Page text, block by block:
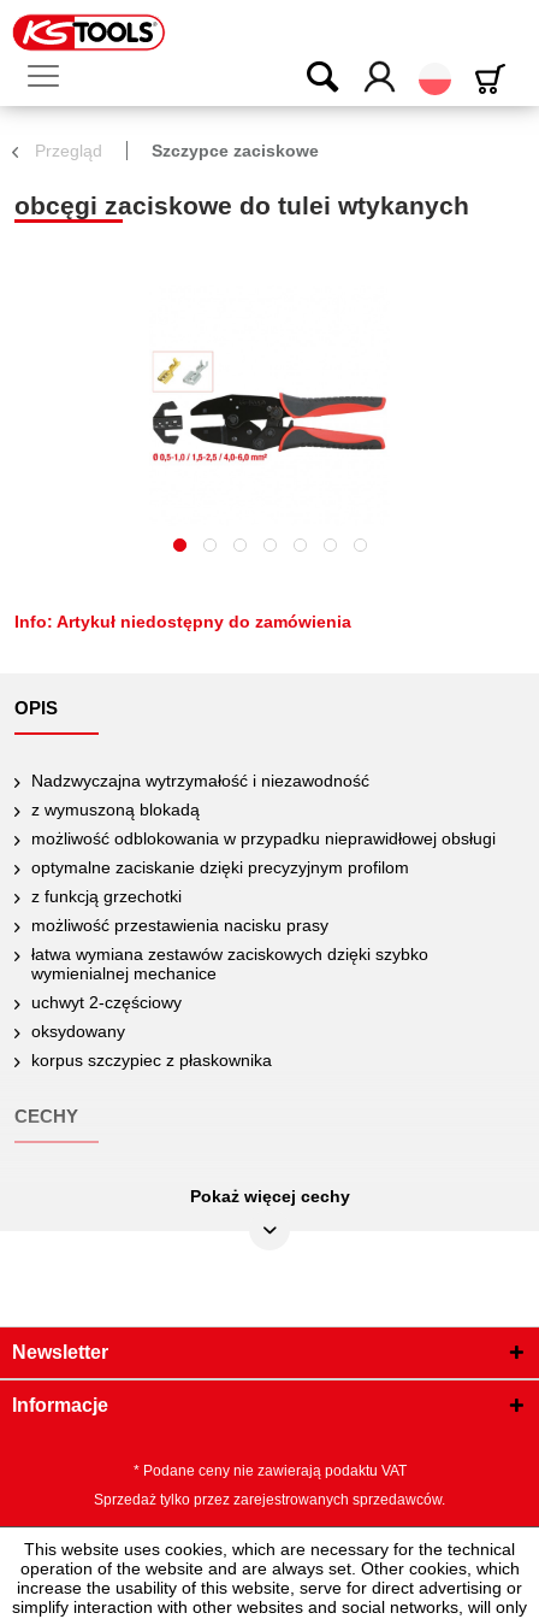
Polski
Przegląd Szczypce zaciskowe
obcęgi zaciskowe do tulei wtykanych
Info: Artykuł niedostępny do zamówienia
OPIS
Nadzwyczajna wytrzymałość i niezawodność
z wymuszoną blokadą
możliwość odblokowania w przypadku nieprawidłowej obsługi
optymalne zaciskanie dzięki precyzyjnym profilom
z funkcją grzechotki
możliwość przestawienia nacisku prasy
łatwa wymiana zestawów zaciskowych dzięki szybko
wymienialnej mechanice
uchwyt 2-częściowy
oksydowany
korpus szczypiec z płaskownika
CECHY
20-18/16-14/12-10
Jednostka opakowaniowa:
Materiał1:
Szerokość opakowania mm: 86
Waga w g: 499
Wysokość opakowania mm: 40
Pokaż więcej cechy
Newsletter
Informacje
* Podane ceny nie zawierają podaktu VAT
Sprzedaż tylko przez zarejestrowanych sprzedawców.
This website uses cookies, which are necessary for the technical
operation of the website and are always set. Other cookies, which
increase the usability of this website, serve for direct advertising or
simplify interaction with other websites and social networks, will only